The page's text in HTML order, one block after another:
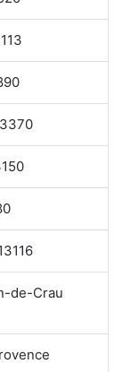
de-Crau